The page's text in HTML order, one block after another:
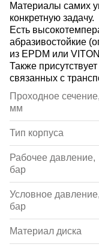
Материалы самих
конкретную задачу.
Есть
абразивостойкие
из EPDM или
Также
связанных с
Проходное сечение,
мм
Тип корпуса
Рабочее давление,
бар
Условное давление,
бар
Материал диска